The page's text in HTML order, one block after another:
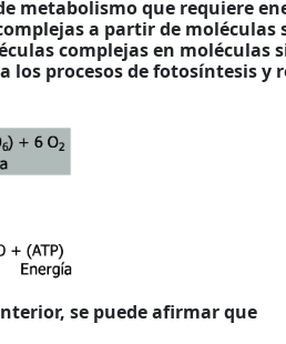
metabolismo que requiere
a partir de moléculas
complejas en moléculas
los procesos de fotosíntesis y
se puede afirmar que